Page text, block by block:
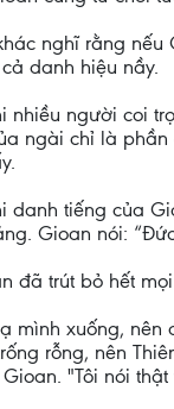
nghĩ rằng
danh hiệu nầy.
nhiều người coi
ngài chỉ là
danh tiếng của
Gioan nói:
đã trút bỏ hết
mình xuống, nên
rỗng, nên
"Tôi nói